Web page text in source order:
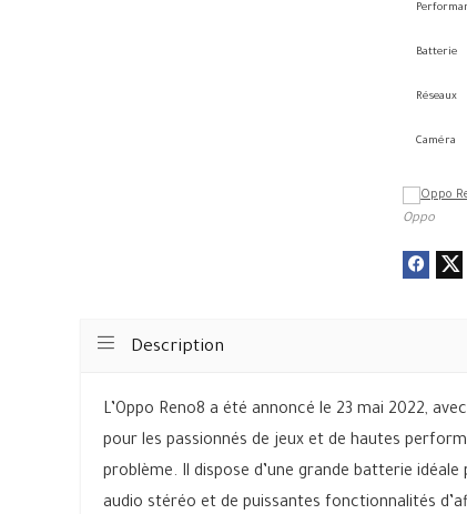
Batterie
Réseaux
Caméra
Oppo
Description
L’Oppo Reno8 a été annoncé le 23 mai 2022,
pour les passionnés de jeux et de hautes
problème. Il dispose d’une grande batterie
audio stéréo et de puissantes fonctionnalités